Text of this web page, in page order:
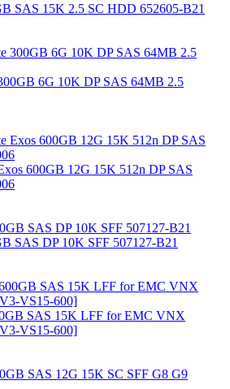
SAS 15K 2.5 SC HDD 652605-B21
6G 10K DP SAS 64MB 2.5
600GB 12G 15K 512n DP SAS
SAS DP 10K SFF 507127-B21
SAS 15K LFF for EMC VNX
VS15-600]